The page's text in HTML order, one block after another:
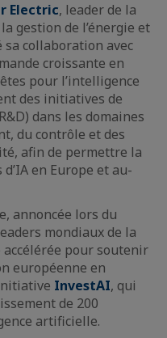
Electric, leader de la
gestion de l’énergie et
sa collaboration avec
croissante en
pour l’intelligence
des initiatives de
dans les domaines
du contrôle et des
afin de permettre la
en Europe et au-
annoncée lors du
mondiaux de la
pour soutenir
européenne en
InvestAI, qui
de 200
artificielle.